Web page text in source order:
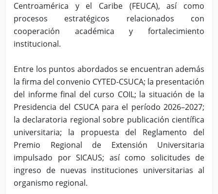
Centroamérica y el Caribe (FEUCA), así como
procesos estratégicos relacionados con
cooperación académica y fortalecimiento
institucional.
Entre los puntos abordados se encuentran además
la firma del convenio CYTED-CSUCA; la presentación
del informe final del curso COIL; la situación de la
Presidencia del CSUCA para el período 2026–2027;
la declaratoria regional sobre publicación científica
universitaria; la propuesta del Reglamento del
Premio Regional de Extensión Universitaria
impulsado por SICAUS; así como solicitudes de
ingreso de nuevas instituciones universitarias al
organismo regional.